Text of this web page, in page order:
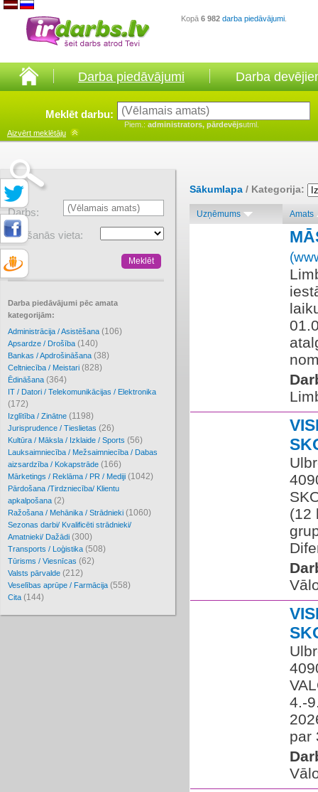
Kopā 6 982 darba piedāvājumi
Darba piedāvājumi Darba
Meklēt darbu:
Piem.: administrators, pārdevējsutml.
Aizvērt meklētāju
Darbs:
Atrašanās vieta:
Darba piedāvājumi pēc amata
kategorijām:
Administrācija / Asistēšana (106)
Apsardze / Drošība (140)
Bankas / Apdrošināšana (38)
Celtniecība / Meistari (828)
Ēdināšana (364)
IT / Datori / Telekomunikācijas / Elektronika
(172)
Izglītība / Zinātne (1198)
Jurisprudence / Tieslietas (26)
Kultūra / Māksla / Izklaide / Sports (56)
Lauksaimniecība / Mežsaimniecība / Dabas
aizsardzība / Kokapstrāde (166)
Mārketings / Reklāma / PR / Mediji (1042)
Pārdošana /Tirdzniecība/ Klientu
apkalpošana (2)
Ražošana / Mehānika / Strādnieki (1060)
Sezonas darbi/ Kvalificēti strādnieki/
Amatnieki/ Dažādi (300)
Transports / Loģistika (508)
Tūrisms / Viesnīcas (62)
Valsts pārvalde (212)
Veselības aprūpe / Farmācija (558)
Cita (144)
Sākumlapa / Kategorija:
Uzņēmums Amats
(12
4.-
par